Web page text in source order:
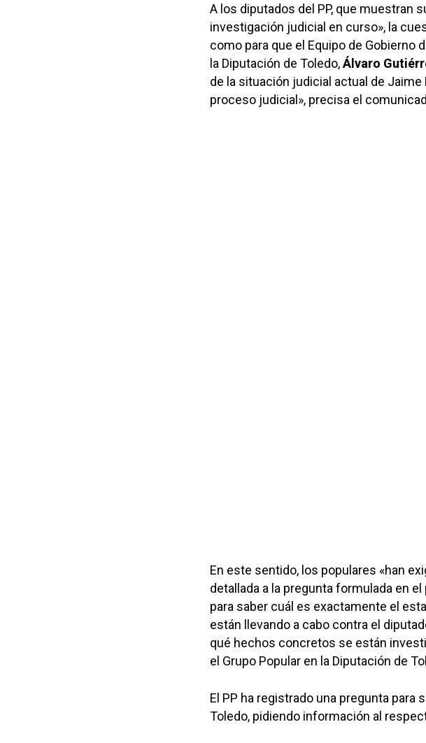
A los diputados del PP, que muestran
investigación judicial en curso», la
como para que el Equipo de Gobierno
la Diputación de Toledo,Álvaro
de la situación judicial actual de
proceso judicial», precisa el
En este sentido, los populares «han
detallada a la pregunta formulada en
para saber cuál es exactamente el
están llevando a cabo contra el
qué hechos concretos se están
el Grupo Popular en la Diputación de
El PP ha registrado una pregunta para
Toledo, pidiendo información al